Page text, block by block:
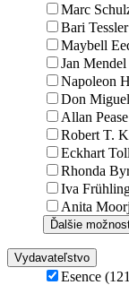
Marc
Bari
Maybell
Jan
Napoleon
Don
Allan
Robert T.
Eckhart
Rhonda
Iva
Anita
Ďalšie
Vydavateľstvo
Esence